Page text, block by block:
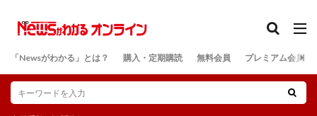
「Newsがわかる」とは？ 購入・定期購読 無料会員 プレミアム会員
検索